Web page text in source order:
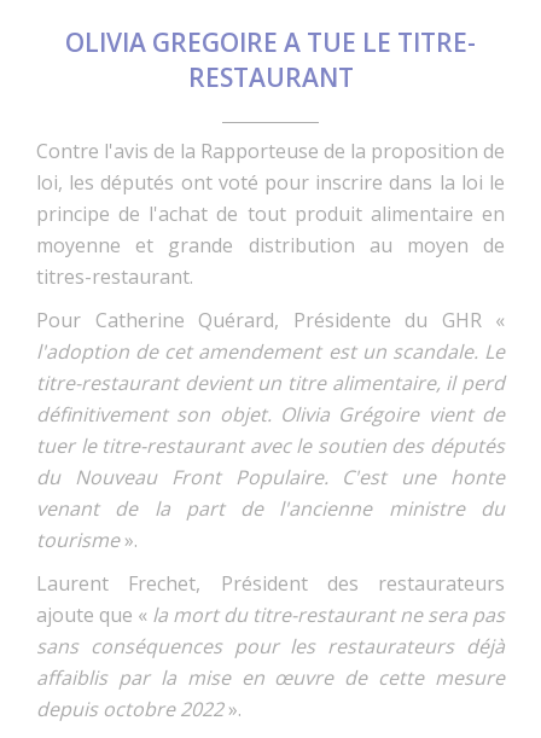
OLIVIA GREGOIRE A TUE LE TITRE-
RESTAURANT
Contre l'avis de la Rapporteuse de la proposition de
loi, les députés ont voté pour inscrire dans la loi le
principe de l'achat de tout produit alimentaire en
moyenne et grande distribution au moyen de
titres-restaurant.
Pour Catherine Quérard, Présidente du GHR «
l'adoption de cet amendement est un scandale. Le
titre-restaurant devient un titre alimentaire, il perd
définitivement son objet. Olivia Grégoire vient de
tuer le titre-restaurant avec le soutien des députés
du Nouveau Front Populaire. C'est une honte
venant de la part de l'ancienne ministre du
tourisme».
Laurent Frechet, Président des restaurateurs
ajoute que « la mort du titre-restaurant ne sera pas
sans conséquences pour les restaurateurs déjà
affaiblis par la mise en œuvre de cette mesure
depuis octobre 2022».